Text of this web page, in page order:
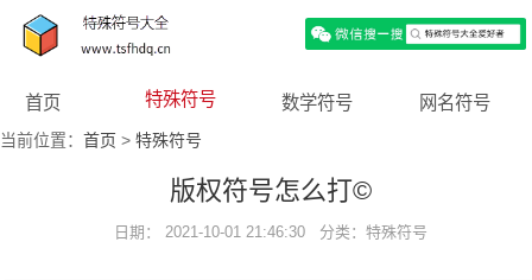
首页 特殊符号 数学符号 网名符号
当前位置： 首页 > 特殊符号
版权符号怎么打©
日期： 2021-10-01 21:46:30 分类：特殊符号